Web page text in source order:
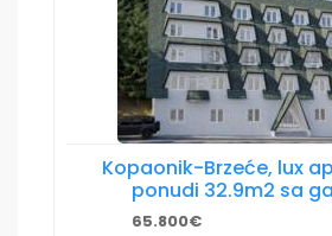
Kopaonik-Brzeće, lux
ponudi 32.9m2 sa
65.800€